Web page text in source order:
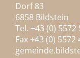
Dorf 83
6858 Bildstein
Tel. +43 (0) 5572
Fax +43 (0) 5572